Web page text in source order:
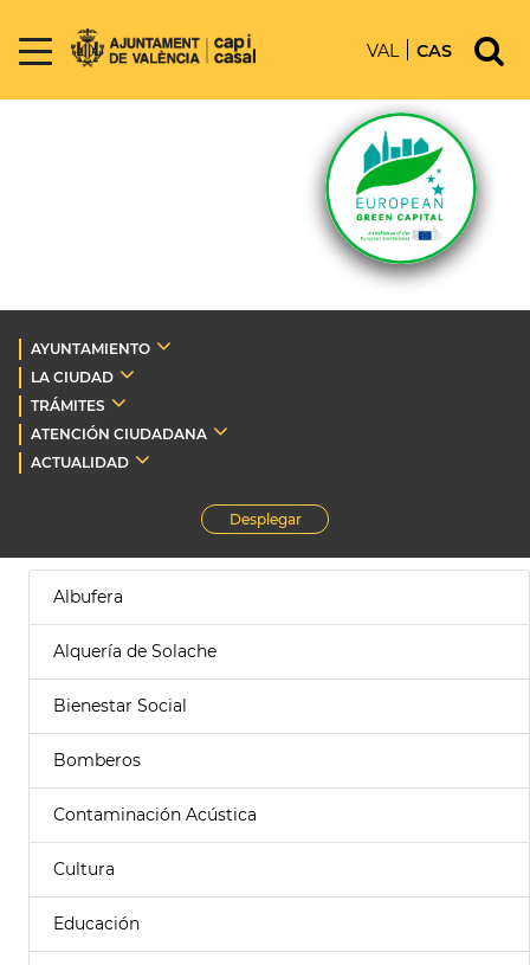
VAL CAS
AYUNTAMIENTO
LA CIUDAD
TRÁMITES
ATENCIÓN CIUDADANA
ACTUALIDAD
Desplegar
Albufera
Alquería de Solache
Bienestar Social
Bomberos
Contaminación Acústica
Cultura
Educación